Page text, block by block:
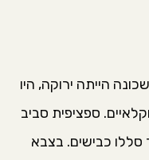
הייתה ירוקה, היו
⁠ספציפית סביב
סללו כבישים. בצבא